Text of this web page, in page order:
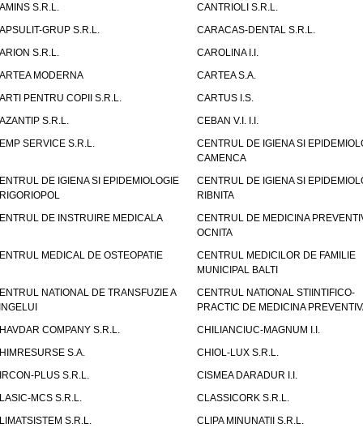
S.R.L.
CANTRIOLI S.R.L.
GRUP S.R.L.
CARACAS-DENTAL S.R.L.
S.R.L.
CAROLINA I.I.
MODERNA
CARTEA S.A.
PENTRU COPII S.R.L.
CARTUS I.S.
S.R.L.
CEBAN V.I. I.I.
SERVICE S.R.L.
CENTRUL DE IGIENA SI
CAMENCA
DE IGIENA SI EPIDEMIOLOGIE
CENTRUL DE IGIENA SI
RIBNITA
DE INSTRUIRE MEDICALA
CENTRUL DE MEDICINA
OCNITA
MEDICAL DE OSTEOPATIE
CENTRUL MEDICILOR DE FAMILIE
MUNICIPAL BALTI
NATIONAL DE TRANSFUZIE A
CENTRUL NATIONAL STIINTIFICO-
PRACTIC DE MEDICINA
COMPANY S.R.L.
CHILIANCIUC-MAGNUM I.I.
S.A.
CHIOL-LUX S.R.L.
PLUS S.R.L.
CISMEA DARADUR I.I.
MCS S.R.L.
CLASSICORK S.R.L.
S.R.L.
CLIPA MINUNATII S.R.L.